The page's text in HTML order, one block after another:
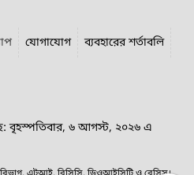
যোগাযোগ
ব্যবহারের শর্তাবলি
বৃহস্পতিবার, ৬ আগস্ট, ২০২৬ এ